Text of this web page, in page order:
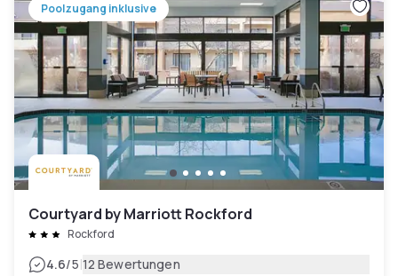
Poolzugang inklusive
Courtyard by Marriott Rockford
Rockford
4.6/5|12 Bewertungen